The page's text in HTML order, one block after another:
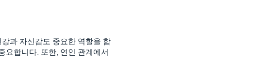
과 자신감도 중요한 역할을 합
요합니다. 또한, 연인 관계에서